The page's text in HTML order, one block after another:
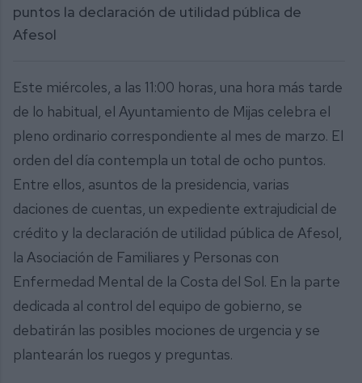
puntos la declaración de utilidad pública de
Afesol
Este miércoles, a las 11:00 horas, una hora más tarde
de lo habitual, el Ayuntamiento de Mijas celebra el
pleno ordinario correspondiente al mes de marzo. El
orden del día contempla un total de ocho puntos.
Entre ellos, asuntos de la presidencia, varias
daciones de cuentas, un expediente extrajudicial de
crédito y la declaración de utilidad pública de Afesol,
la Asociación de Familiares y Personas con
Enfermedad Mental de la Costa del Sol. En la parte
dedicada al control del equipo de gobierno, se
debatirán las posibles mociones de urgencia y se
plantearán los ruegos y preguntas.